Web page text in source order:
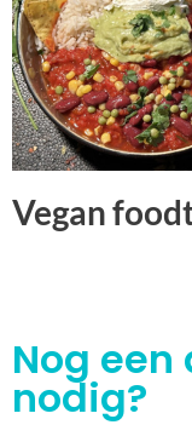
Vegan
Nog
nodig?